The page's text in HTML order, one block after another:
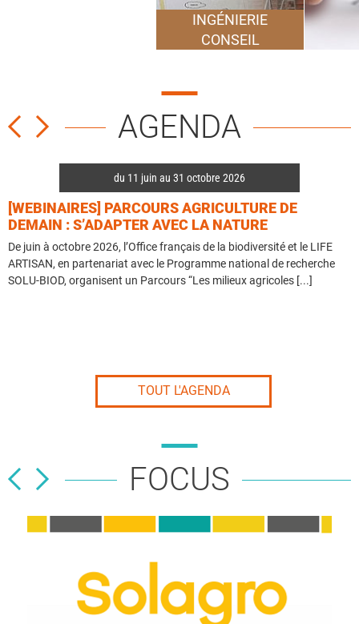
INGÉNIERIE
CONSEIL
AGENDA
du 11 juin au 31 octobre 2026
[WEBINAIRES] PARCOURS AGRICULTURE DE
DEMAIN : S’ADAPTER AVEC LA NATURE
De juin à octobre 2026, l’Office français de la biodiversité et le LIFE
ARTISAN, en partenariat avec le Programme national de recherche
SOLU-BIOD, organisent un Parcours “Les milieux agricoles [...]
TOUT L'AGENDA
FOCUS